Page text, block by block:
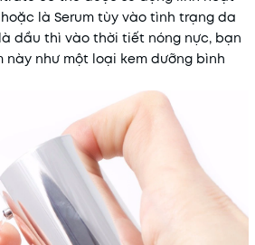
là Serum tùy vào tình trạng da
dầu thì vào thời tiết nóng nực, bạn
này như một loại kem dưỡng bình